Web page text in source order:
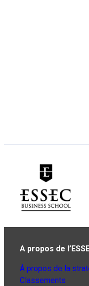
A propos de
À propos de la
Classements